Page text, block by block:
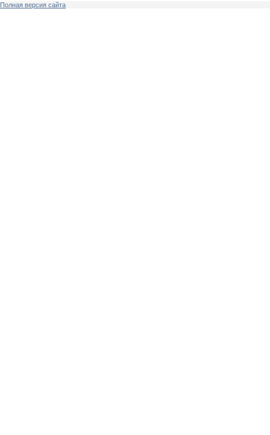
Полная версия сайта